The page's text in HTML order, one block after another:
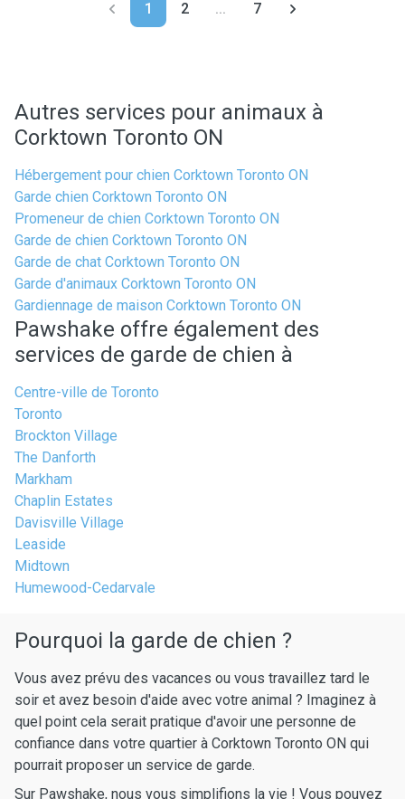
1 2 ... 7
Autres services pour animaux à
Corktown Toronto ON
Hébergement pour chien Corktown Toronto ON
Garde chien Corktown Toronto ON
Promeneur de chien Corktown Toronto ON
Garde de chien Corktown Toronto ON
Garde de chat Corktown Toronto ON
Garde d'animaux Corktown Toronto ON
Gardiennage de maison Corktown Toronto ON
Pawshake offre également des
services de garde de chien à
Centre-ville de Toronto
Toronto
Brockton Village
The Danforth
Markham
Chaplin Estates
Davisville Village
Leaside
Midtown
Humewood-Cedarvale
Pourquoi la garde de chien ?
Vous avez prévu des vacances ou vous travaillez tard le
soir et avez besoin d'aide avec votre animal ? Imaginez à
quel point cela serait pratique d'avoir une personne de
confiance dans votre quartier à Corktown Toronto ON qui
pourrait proposer un service de garde.
Sur Pawshake, nous vous simplifions la vie ! Vous pouvez